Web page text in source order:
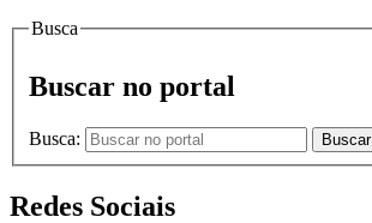
Busca
Buscar no portal
Busca: Buscar
Redes Sociais